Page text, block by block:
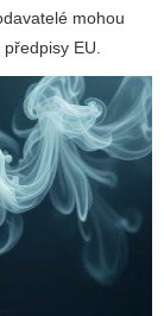
mohou
EU.